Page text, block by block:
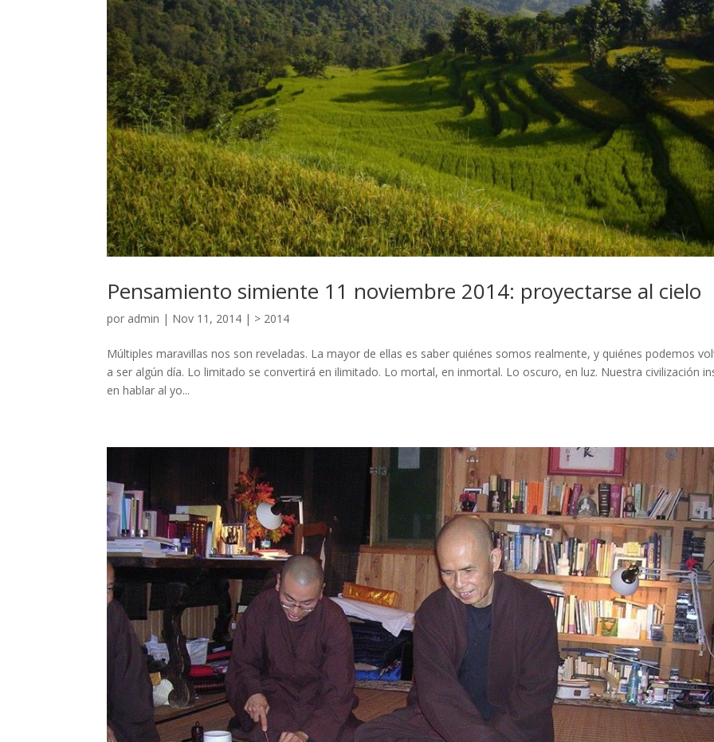
Pensamiento simiente 11 noviembre 2014: proyectarse al cielo
por admin | Nov 11, 2014 | > 2014
Múltiples maravillas nos son reveladas. La mayor de ellas es saber quiénes somos realmente, y quiénes podemos
a ser algún día. Lo limitado se convertirá en ilimitado. Lo mortal, en inmortal. Lo oscuro, en luz. Nuestra civilización
en hablar al yo...